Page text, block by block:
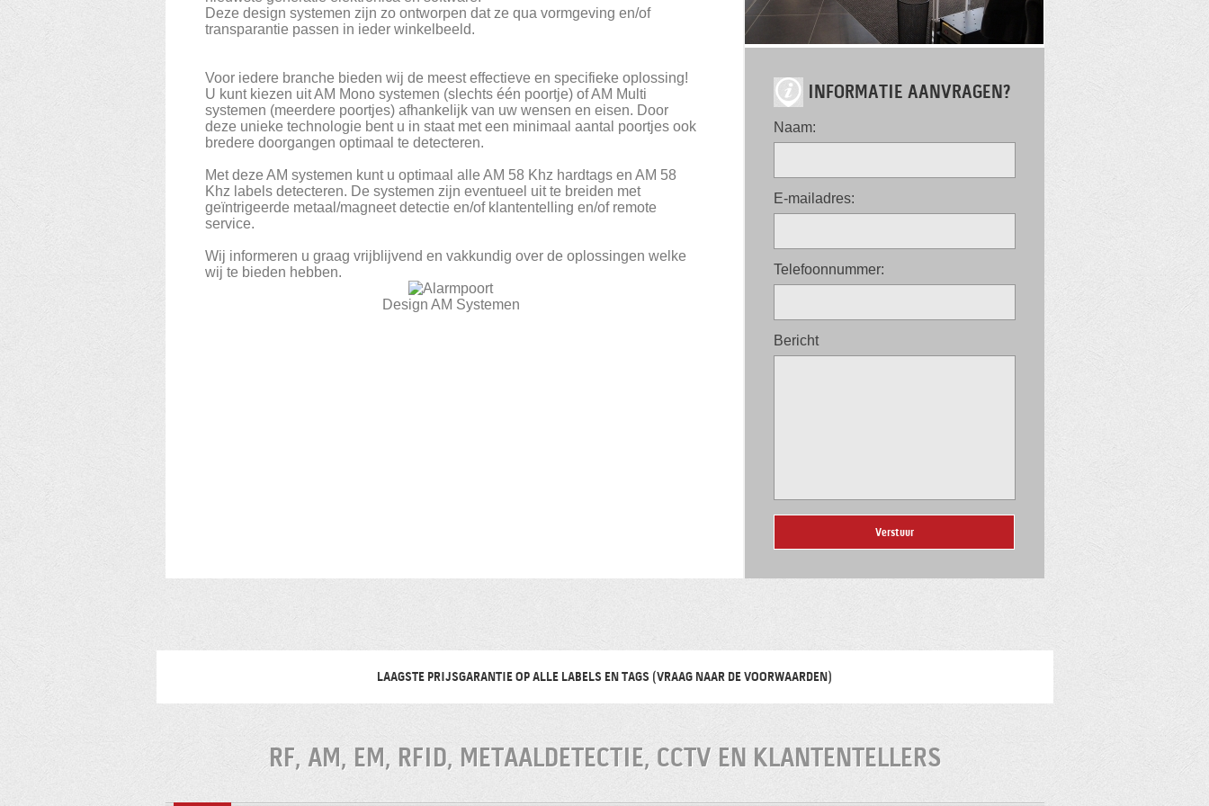
Deze design systemen zijn zo ontworpen dat ze qua vormgeving en/of
transparantie passen in ieder winkelbeeld.
Voor iedere branche bieden wij de meest effectieve en specifieke oplossing!
U kunt kiezen uit AM Mono systemen (slechts één poortje) of AM Multi
systemen (meerdere poortjes) afhankelijk van uw wensen en eisen. Door
deze unieke technologie bent u in staat met een minimaal aantal poortjes ook
bredere doorgangen optimaal te detecteren.
Met deze AM systemen kunt u optimaal alle AM 58 Khz hardtags en AM 58
Khz labels detecteren. De systemen zijn eventueel uit te breiden met
geïntrigeerde metaal/magneet detectie en/of klantentelling en/of remote
service.
Wij informeren u graag vrijblijvend en vakkundig over de oplossingen welke
wij te bieden hebben.
Design AM Systemen
INFORMATIE AANVRAGEN?
Naam:
E-mailadres:
Telefoonnummer:
Bericht
LAAGSTE PRIJSGARANTIE OP ALLE LABELS EN TAGS (VRAAG NAAR DE VOORWAARDEN)
RF, AM, EM, RFID, METAALDETECTIE, CCTV EN KLANTENTELLERS